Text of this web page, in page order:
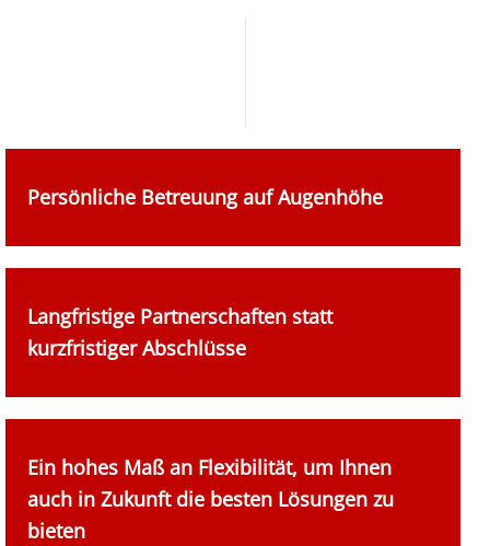
Persönliche Betreuung auf Augenhöhe
Langfristige Partnerschaften statt
kurzfristiger Abschlüsse
Ein hohes Maß an Flexibilität, um Ihnen
auch in Zukunft die besten Lösungen zu
bieten